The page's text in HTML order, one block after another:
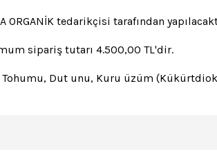
ORGANİK tedarikçisi tarafından
sipariş tutarı 4.500,00 TL'dir.
Tohumu, Dut unu, Kuru üzüm